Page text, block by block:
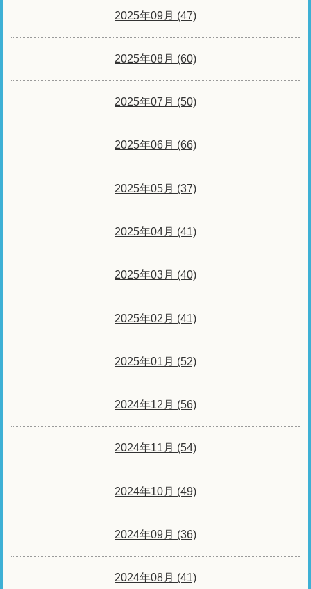
2025年09月 (47)
2025年08月 (60)
2025年07月 (50)
2025年06月 (66)
2025年05月 (37)
2025年04月 (41)
2025年03月 (40)
2025年02月 (41)
2025年01月 (52)
2024年12月 (56)
2024年11月 (54)
2024年10月 (49)
2024年09月 (36)
2024年08月 (41)